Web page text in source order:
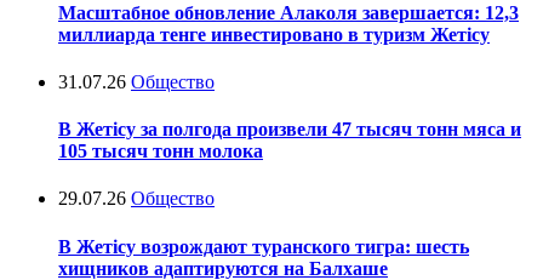
Масштабное обновление Алаколя завершается: 12,3
миллиарда тенге инвестировано в туризм Жетісу
31.07.26 Общество
В Жетісу за полгода произвели 47 тысяч тонн мяса и
105 тысяч тонн молока
29.07.26 Общество
В Жетісу возрождают туранского тигра: шесть
хищников адаптируются на Балхаше